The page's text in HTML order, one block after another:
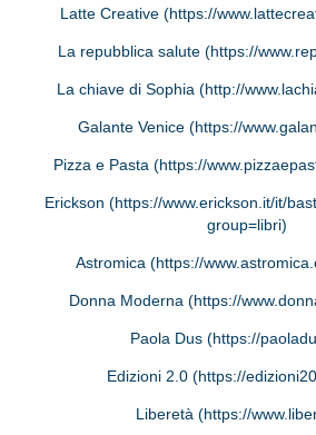
Latte Creative (https://
La repubblica salute (https://
La chiave di Sophia (http://
Galante Venice (https://
Pizza e Pasta (https://
Erickson (https://www.erickson.it/it/
group=libri)
Astromica (https://
Donna Moderna (https://
Paola Dus (https://
Edizioni 2.0 (https://
Liberetà (https://